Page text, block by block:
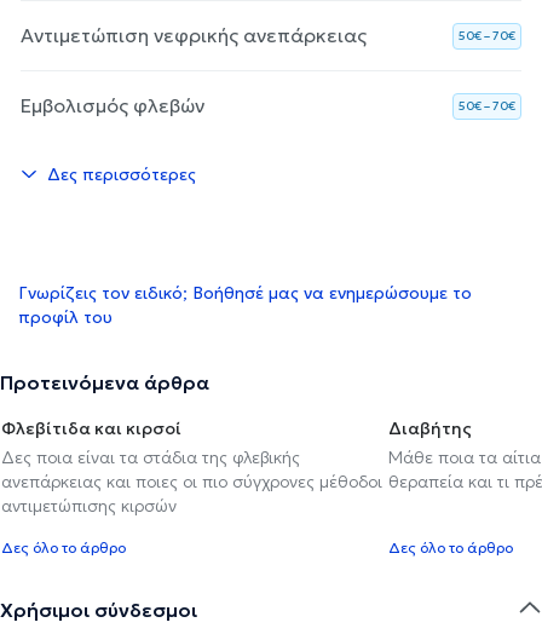
Αντιμετώπιση νεφρικής ανεπάρκειας 50€ – 70€
Εμβολισμός φλεβών 50€ – 70€
Δες περισσότερες
Γνωρίζεις τον ειδικό; Βοήθησέ μας να ενημερώσουμε το
προφίλ του
Προτεινόμενα άρθρα
Φλεβίτιδα και κιρσοί
Δες ποια είναι τα στάδια της φλεβικής
ανεπάρκειας και ποιες οι πιο σύγχρονες μέθοδοι
αντιμετώπισης κιρσών
Δες όλο το άρθρο
Διαβήτης
Μάθε ποια τα
θεραπεία και τι
Δες όλο το άρθρο
Χρήσιμοι σύνδεσμοι